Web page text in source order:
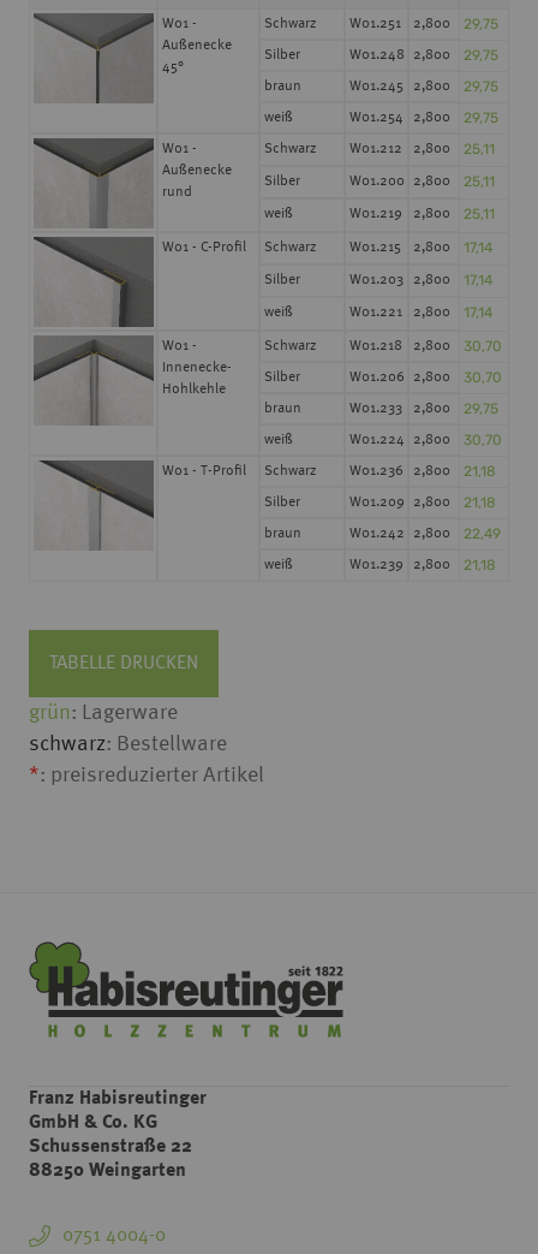
W01 -
Außenecke
45°
Schwarz W01.251 2,800 29,75
Silber W01.248 2,800 29,75
braun W01.245 2,800 29,75
weiß W01.254 2,800 29,75
W01 -
Außenecke
rund
Schwarz W01.212 2,800 25,11
Silber W01.200 2,800 25,11
weiß W01.219 2,800 25,11
W01 - C-Profil Schwarz W01.215 2,800 17,14
Silber W01.203 2,800 17,14
weiß W01.221 2,800 17,14
W01 -
Innenecke-
Hohlkehle
Schwarz W01.218 2,800 30,70
Silber W01.206 2,800 30,70
braun W01.233 2,800 29,75
weiß W01.224 2,800 30,70
W01 - T-Profil Schwarz W01.236 2,800 21,18
Silber W01.209 2,800 21,18
braun W01.242 2,800 22,49
weiß W01.239 2,800 21,18
TABELLE DRUCKEN
grün: Lagerware
schwarz: Bestellware
*: preisreduzierter Artikel
Franz Habisreutinger
GmbH & Co. KG
Schussenstraße 22
88250 Weingarten
0751 4004-0